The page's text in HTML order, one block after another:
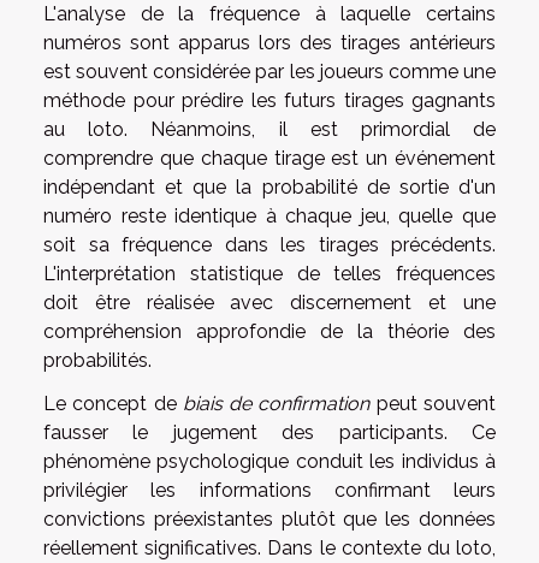
L'analyse de la fréquence à laquelle certains
numéros sont apparus lors des tirages antérieurs
est souvent considérée par les joueurs comme une
méthode pour prédire les futurs tirages gagnants
au loto. Néanmoins, il est primordial de
comprendre que chaque tirage est un événement
indépendant et que la probabilité de sortie d'un
numéro reste identique à chaque jeu, quelle que
soit sa fréquence dans les tirages précédents.
L'interprétation statistique de telles fréquences
doit être réalisée avec discernement et une
compréhension approfondie de la théorie des
probabilités.
Le concept de biais de confirmationpeut souvent
fausser le jugement des participants. Ce
phénomène psychologique conduit les individus à
privilégier les informations confirmant leurs
convictions préexistantes plutôt que les données
réellement significatives. Dans le contexte du loto,